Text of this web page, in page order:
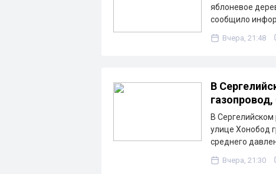
яблоневое
сообщило
Вчера, 21:48
В
В
улице Хонобод
среднего
Вчера, 21:30